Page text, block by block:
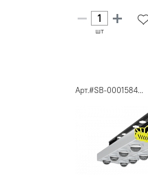
шт
Арт.#SB-0001584...